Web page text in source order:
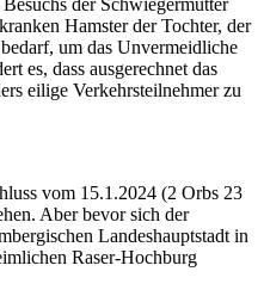
Hamster der Tochter, der
um das Unvermeidliche
es, dass ausgerechnet das
eilige Verkehrsteilnehmer zu
vom 15.1.​2024 (2 Orbs 23
Aber bevor sich der
Landeshauptstadt in
Raser-Hochburg